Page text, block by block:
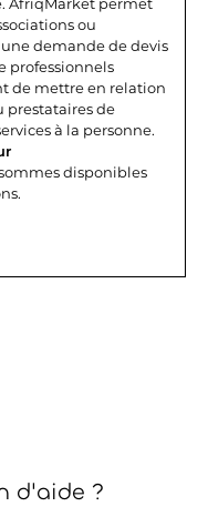
ou
demande de devis
professionnels
de mettre en relation
prestataires de
à la personne.
disponibles
d'aide ?